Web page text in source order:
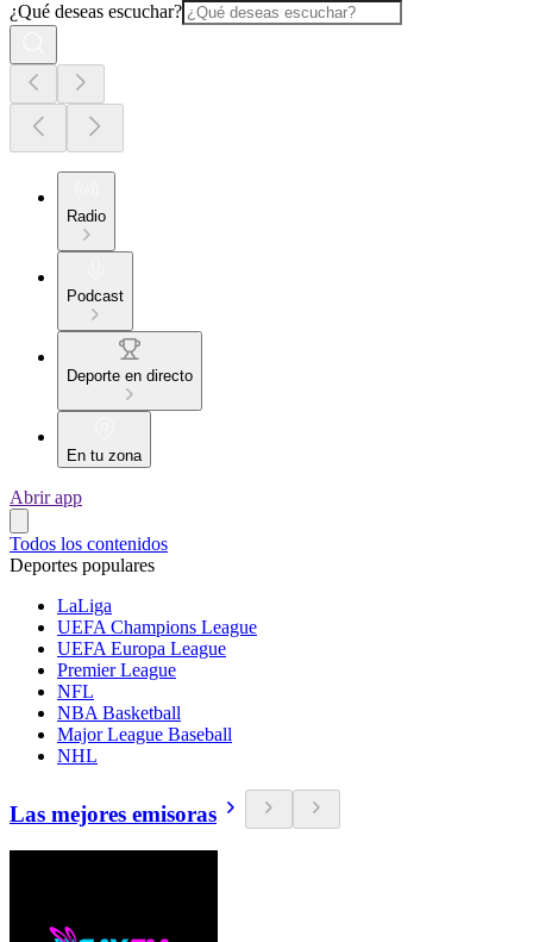
¿Qué deseas escuchar?
Radio
Podcast
Deporte en directo
En tu zona
Abrir app
Todos los contenidos
Deportes populares
LaLiga
UEFA Champions League
UEFA Europa League
Premier League
NFL
NBA Basketball
Major League Baseball
NHL
Las mejores emisoras